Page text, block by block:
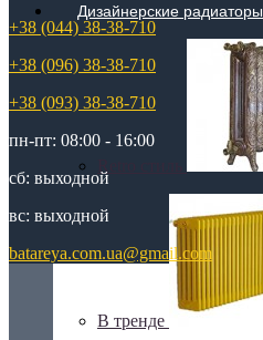
Дизайнерские радиаторы
В тренде
+38 (044) 38-38-710
+38 (096) 38-38-710
+38 (093) 38-38-710
пн-пт: 08:00 - 16:00
сб: выходной
вс: выходной
batareya.com.ua@gmail.com